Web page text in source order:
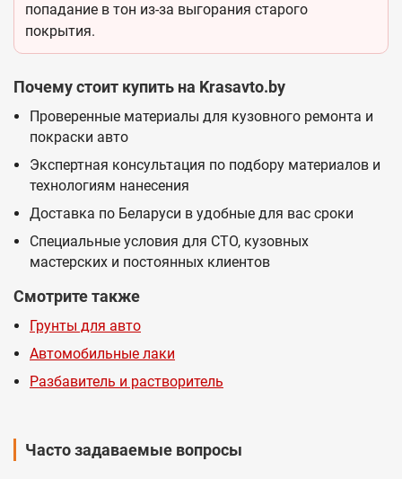
попадание в тон из-за выгорания старого
покрытия.
Почему стоит купить на Krasavto.by
Проверенные материалы для кузовного ремонта и
покраски авто
Экспертная консультация по подбору материалов и
технологиям нанесения
Доставка по Беларуси в удобные для вас сроки
Специальные условия для СТО, кузовных
мастерских и постоянных клиентов
Смотрите также
Грунты для авто
Автомобильные лаки
Разбавитель и растворитель
Часто задаваемые вопросы